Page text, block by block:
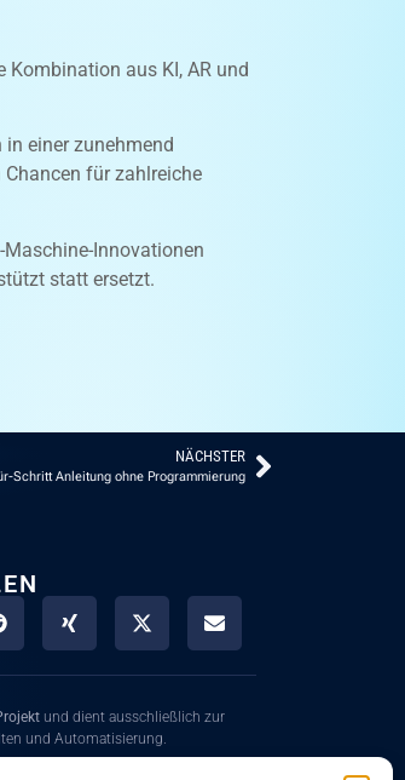
aus KI, AR und
einer zunehmend
für zahlreiche
Innovationen
statt ersetzt.
NÄCHSTER
Schritt Anleitung ohne Programmierung
und dient ausschließlich zur
und Automatisierung.